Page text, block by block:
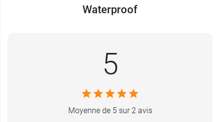
Pansement résistant à la douche : si la compresse semble
Boite de 6 pansements petit format : 5 x 7
Boite de 4 pansements grand format : 10 x 7 cm
(tulle 7,3 x 4,5 cm)
Waterproof
5
Moyenne de 5 sur 2 avis